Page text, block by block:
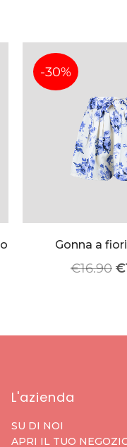
-30%
Gonna a
€16.90 €
L'azienda
SU DI NOI
APRI IL TUO